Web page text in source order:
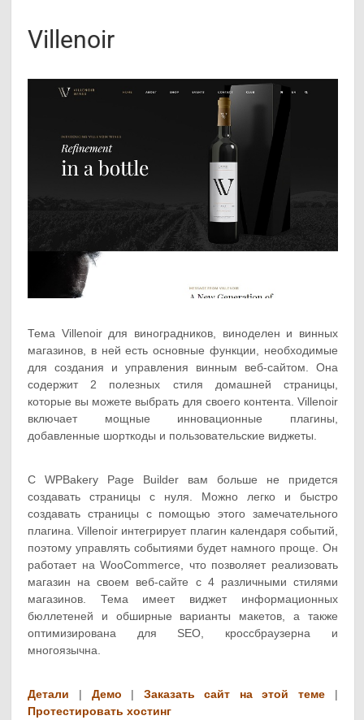
Villenoir
Тема Villenoir для виноградников, виноделен и винных
магазинов, в ней есть основные функции, необходимые
для создания и управления винным веб-сайтом. Она
содержит 2 полезных стиля домашней страницы,
которые вы можете выбрать для своего контента. Villenoir
включает мощные инновационные плагины,
добавленные шорткоды и пользовательские виджеты.
С WPBakery Page Builder вам больше не придется
создавать страницы с нуля. Можно легко и быстро
создавать страницы с помощью этого замечательного
плагина. Villenoir интегрирует плагин календаря событий,
поэтому управлять событиями будет намного проще. Он
работает на WooCommerce, что позволяет реализовать
магазин на своем веб-сайте с 4 различными стилями
магазинов. Тема имеет виджет информационных
бюллетеней и обширные варианты макетов, а также
оптимизирована для SEO, кроссбраузерна и
многоязычна.
Детали | Демо | Заказать сайт на этой теме |
Протестировать хостинг